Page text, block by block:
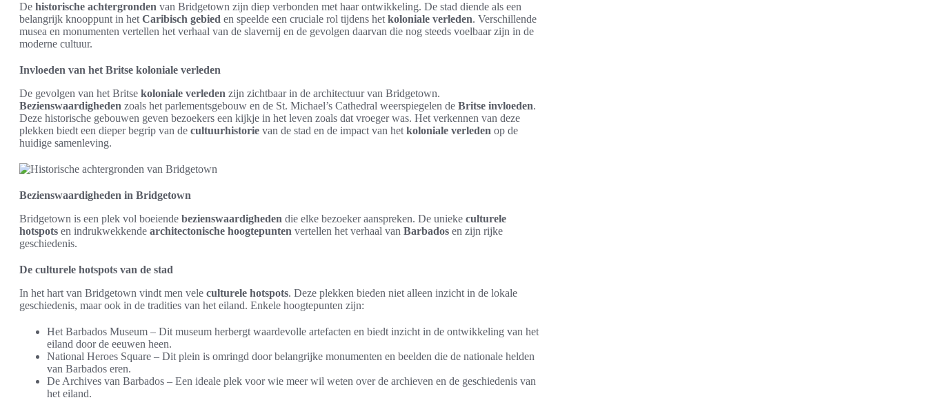
De historische achtergronden van Bridgetown zijn diep verbonden met haar ontwikkeling. De stad diende als een
belangrijk knooppunt in het Caribisch gebied en speelde een cruciale rol tijdens het koloniale verleden. Verschillende
musea en monumenten vertellen het verhaal van de slavernij en de gevolgen daarvan die nog steeds voelbaar zijn in de
moderne cultuur.
Invloeden van het Britse koloniale verleden
De gevolgen van het Britse koloniale verleden zijn zichtbaar in de architectuur van Bridgetown.
Bezienswaardigheden zoals het parlementsgebouw en de St. Michael’s Cathedral weerspiegelen de Britse invloeden.
Deze historische gebouwen geven bezoekers een kijkje in het leven zoals dat vroeger was. Het verkennen van deze
plekken biedt een dieper begrip van de cultuurhistorie van de stad en de impact van het koloniale verleden op de
huidige samenleving.
Bezienswaardigheden in Bridgetown
Bridgetown is een plek vol boeiende bezienswaardigheden die elke bezoeker aanspreken. De unieke culturele
hotspots en indrukwekkende architectonische hoogtepunten vertellen het verhaal van Barbados en zijn rijke
geschiedenis.
De culturele hotspots van de stad
In het hart van Bridgetown vindt men vele culturele hotspots. Deze plekken bieden niet alleen inzicht in de lokale
geschiedenis, maar ook in de tradities van het eiland. Enkele hoogtepunten zijn:
Het Barbados Museum – Dit museum herbergt waardevolle artefacten en biedt inzicht in de ontwikkeling van het
eiland door de eeuwen heen.
National Heroes Square – Dit plein is omringd door belangrijke monumenten en beelden die de nationale helden
van Barbados eren.
De Archives van Barbados – Een ideale plek voor wie meer wil weten over de archieven en de geschiedenis van
het eiland.